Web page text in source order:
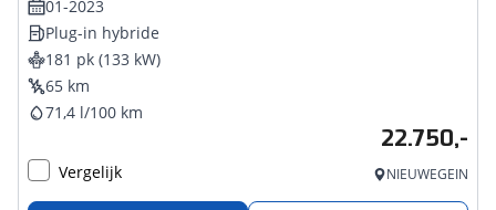
01-2023
Plug-in hybride
181 pk (133 kW)
65 km
71,4 l/100 km
22.750,-
Vergelijk NIEUWEGEIN